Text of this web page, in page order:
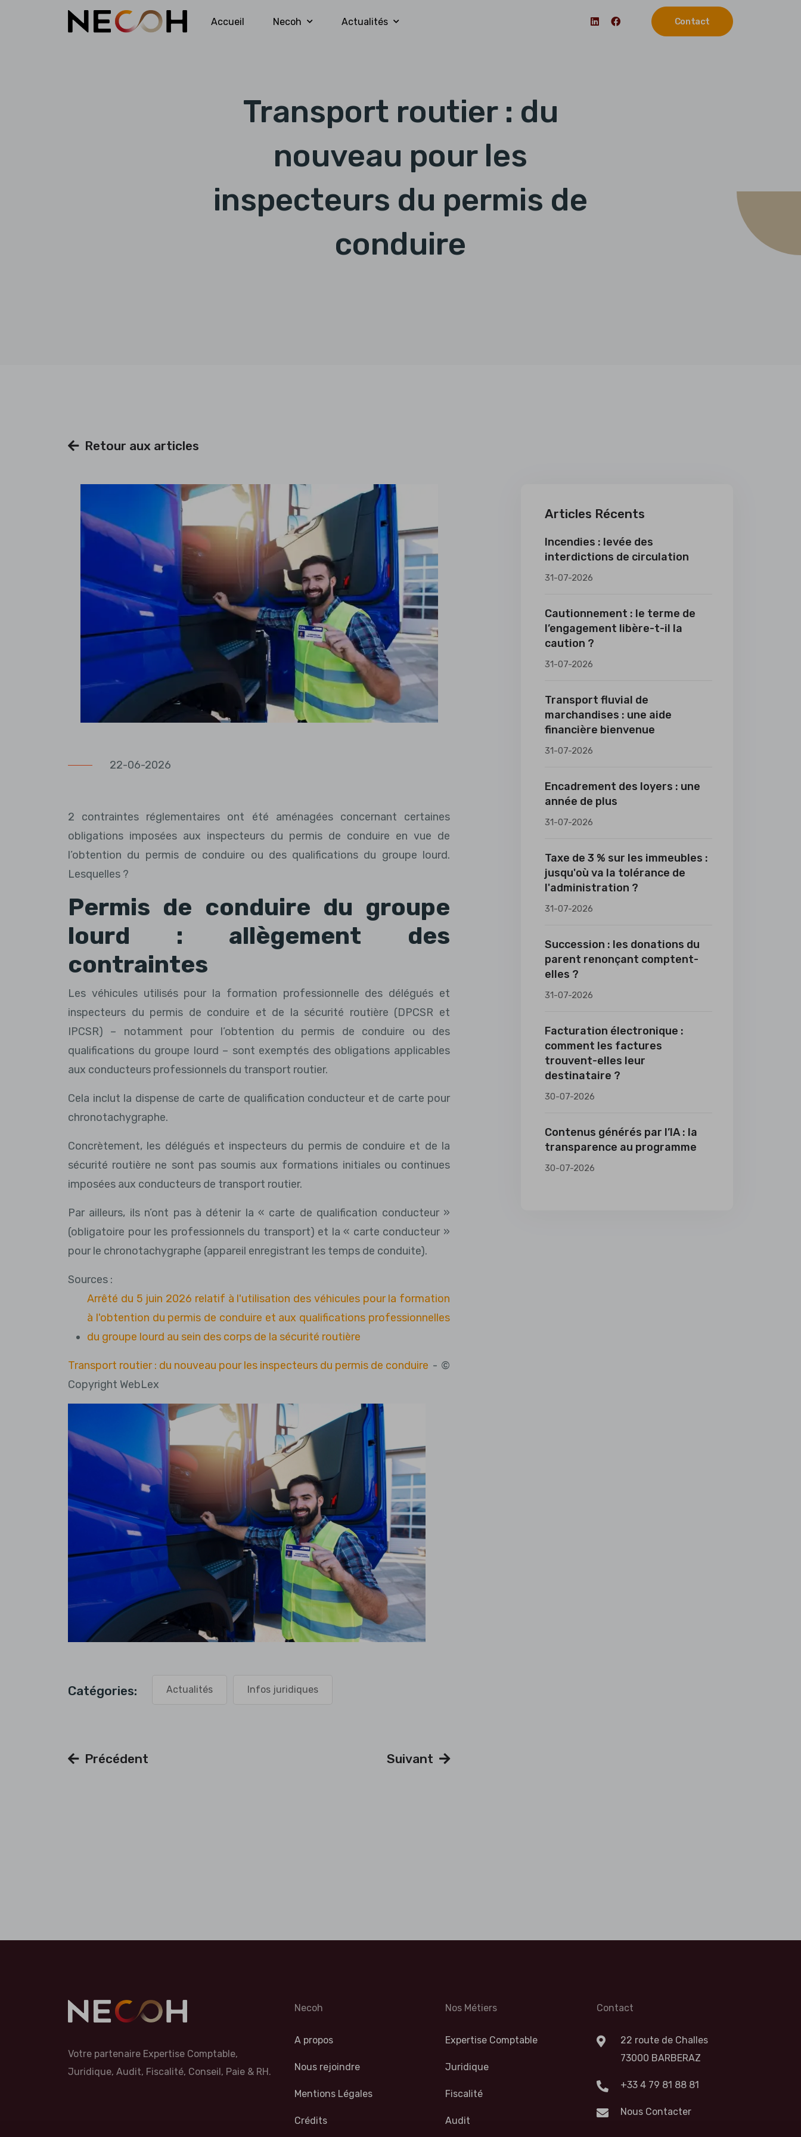
Accueil Necoh Actualités Contact
Transport routier : du
nouveau pour les
inspecteurs du permis de
conduire
Retour aux articles
22-06-2026
2 contraintes réglementaires ont été aménagées concernant certaines
obligations imposées aux inspecteurs du permis de conduire en vue de
l’obtention du permis de conduire ou des qualifications du groupe lourd.
Lesquelles ?
Permis de conduire du groupe
lourd : allègement des
contraintes
Les véhicules utilisés pour la formation professionnelle des délégués et
inspecteurs du permis de conduire et de la sécurité routière (DPCSR et
IPCSR) – notamment pour l’obtention du permis de conduire ou des
qualifications du groupe lourd – sont exemptés des obligations applicables
aux conducteurs professionnels du transport routier.
Cela inclut la dispense de carte de qualification conducteur et de carte pour
chronotachygraphe.
Concrètement, les délégués et inspecteurs du permis de conduire et de la
sécurité routière ne sont pas soumis aux formations initiales ou continues
imposées aux conducteurs de transport routier.
Par ailleurs, ils n’ont pas à détenir la « carte de qualification conducteur »
(obligatoire pour les professionnels du transport) et la « carte conducteur »
pour le chronotachygraphe (appareil enregistrant les temps de conduite).
Sources :
Arrêté du 5 juin 2026 relatif à l'utilisation des véhicules pour la formation
à l'obtention du permis de conduire et aux qualifications professionnelles
du groupe lourd au sein des corps de la sécurité routière
Transport routier : du nouveau pour les inspecteurs du permis de conduire - ©
Copyright WebLex
Catégories: Actualités Infos juridiques
Précédent Suivant
Articles Récents
Incendies : levée des
interdictions de circulation
31-07-2026
Cautionnement : le terme de
l’engagement libère-t-il la
caution ?
31-07-2026
Transport fluvial de
marchandises : une aide
financière bienvenue
31-07-2026
Encadrement des loyers : une
année de plus
31-07-2026
Taxe de 3 % sur les immeubles :
jusqu'où va la tolérance de
l'administration ?
31-07-2026
Succession : les donations du
parent renonçant comptent-
elles ?
31-07-2026
Facturation électronique :
comment les factures
trouvent-elles leur
destinataire ?
30-07-2026
Contenus générés par l’IA : la
transparence au programme
30-07-2026
Votre partenaire Expertise Comptable,
Juridique, Audit, Fiscalité, Conseil, Paie & RH.
Necoh
A propos
Nous rejoindre
Mentions Légales
Crédits
Nos Métiers
Expertise Comptable
Juridique
Fiscalité
Audit
Contact
22 route de Challes
73000 BARBERAZ
+33 4 79 81 88 81
Nous Contacter